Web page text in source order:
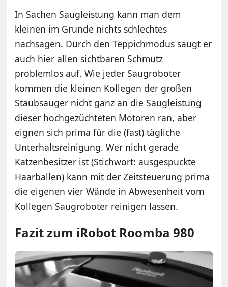
In Sachen Saugleistung kann man dem
kleinen im Grunde nichts schlechtes
nachsagen. Durch den Teppichmodus saugt er
auch hier allen sichtbaren Schmutz
problemlos auf. Wie jeder Saugroboter
kommen die kleinen Kollegen der großen
Staubsauger nicht ganz an die Saugleistung
dieser hochgezüchteten Motoren ran, aber
eignen sich prima für die (fast) tägliche
Unterhaltsreinigung. Wer nicht gerade
Katzenbesitzer ist (Stichwort: ausgespuckte
Haarballen) kann mit der Zeitsteuerung prima
die eigenen vier Wände in Abwesenheit vom
Kollegen Saugroboter reinigen lassen.
Fazit zum iRobot Roomba 980